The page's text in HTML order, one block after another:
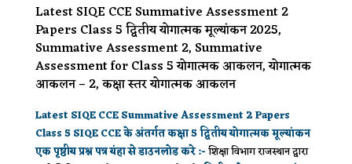
Latest SIQE CCE Summative Assessment 2
Papers Class 5 द्वितीय योगात्मक मूल्यांकन 2025,
Summative Assessment 2, Summative
Assessment for Class 5 योगात्मक आकलन, योगात्मक
आकलन – 2, कक्षा स्तर योगात्मक आकलन
Latest SIQE CCE Summative Assessment 2 Papers
Class 5 SIQE CCE के अंतर्गत कक्षा 5 द्वितीय योगात्मक मूल्यांकन
एक पृष्ठीय प्रश्न पत्रयंहा से डाउनलोड करे:-शिक्षा विभाग राजस्थान द्वारा